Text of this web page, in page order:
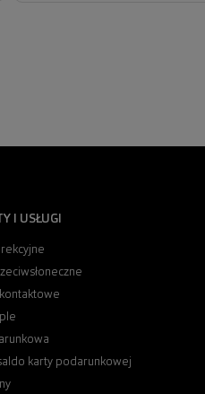
I USŁUGI
karty podarunkowej